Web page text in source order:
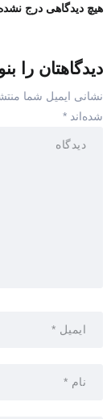
هیچ دیدگاهی درج
دیدگاهتان را
نشانی ایمیل شما
شده‌اند *